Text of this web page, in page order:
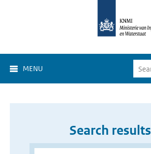
MENU
Search results